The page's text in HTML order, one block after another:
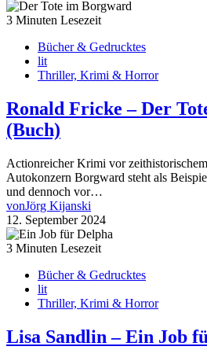
3 Minuten Lesezeit
Bücher & Gedrucktes
lit
Thriller, Krimi & Horror
Ronald Fricke – Der
(Buch)
Actionreicher Krimi vor
Autokonzern Borgward steht als
und dennoch vor…
vonJörg Kijanski
12. September 2024
3 Minuten Lesezeit
Bücher & Gedrucktes
lit
Thriller, Krimi & Horror
Lisa Sandlin – Ein Job